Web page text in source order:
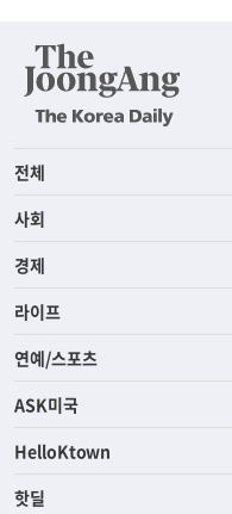
전체
사회
경제
라이프
연예/스포츠
ASK미국
HelloKtown
핫딜